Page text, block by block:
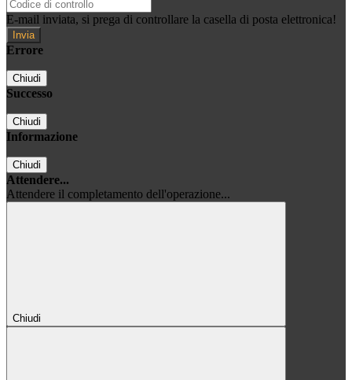
E-mail inviata, si prega di controllare la casella di posta elettronica!
Errore
Chiudi
Successo
Chiudi
Informazione
Chiudi
Attendere...
Attendere il completamento dell'operazione...
Chiudi